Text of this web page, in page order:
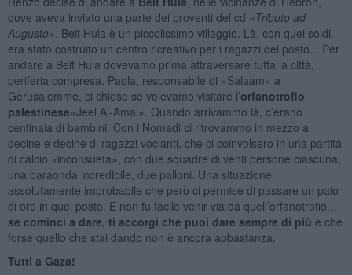
dove aveva inviato una parte dei proventi del cd « Tributo ad
Augusto». Beit Hula è un piccolissimo villaggio. Là, con quei soldi,
era stato costruito un centro ricreativo per i ragazzi del posto... Per
andare a Beit Hula dovevamo prima attraversare tutta la città,
periferia compresa. Paola, responsabile di «Salaam» a
Gerusalemme, ci chiese se volevamo visitare l’orfanotrofio
palestinese«Jeel Al-Amal». Quando arrivammo là, c’erano
centinaia di bambini. Con i Nomadi ci ritrovammo in mezzo a
decine e decine di ragazzi vocianti, che ci coinvolsero in una partita
di calcio «inconsueta», con due squadre di venti persone ciascuna,
una baraonda incredibile, due palloni. Una situazione
assolutamente improbabile che però ci permise di passare un paio
di ore in quel posto. E non fu facile venir via da quell’orfanotrofio...
se cominci a dare, ti accorgi che puoi dare sempre di più e che
forse quello che stai dando non è ancora abbastanza.
Tutti a Gaza!